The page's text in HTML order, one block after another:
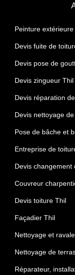
Peinture
Devis fuite de
Devis pose de
Devis zingueur Thil
Devis réparation
Devis nettoyage
Pose de bâche et
Entreprise de
Devis changement
Couvreur
Devis toiture Thil
Façadier Thil
Nettoyage et
Nettoyage de
Réparateur,